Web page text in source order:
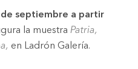
septiembre a partir
la muestra Patria,
en Ladrón Galería.